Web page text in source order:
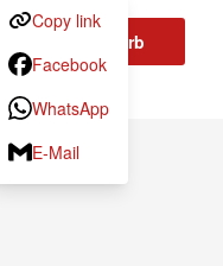
Copy link
Facebook
WhatsApp
E-Mail
In den Warenkorb